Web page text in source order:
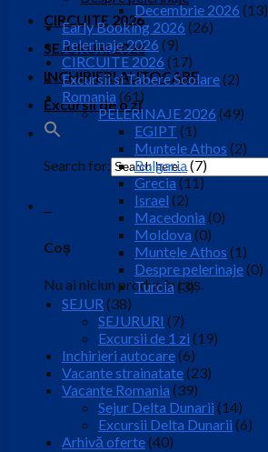
CIRCUITE 2026
SEJURURI 2026
INCHIRIERI AUTOCARE
Excursii de o zi
Search for:
Coș
Nu ai niciun produs în coș.
Decembrie 2026 (13)
Early Booking 2026 (26)
Pelerinaje 2026 (9)
CIRCUITE 2026 (17)
Excursii si Tabere Scolare(2)
Romania (61)
PELERINAJE 2026 (49)
EGIPT (1)
Muntele Athos (2)
Bulgaria(7)
Grecia (11)
Israel (2)
Macedonia (0)
Moldova (0)
Muntele Athos (1)
Despre pelerinaje(0)
Turcia(3)
SEJUR (38)
SEJURURI (7)
Excursii de 1 zi (19)
Inchirieri autocare(6)
Vacante strainatate(23)
Vacante Romania (39)
Sejur Delta Dunarii (14)
Excursii Delta Dunarii (6)
Arhivă oferte(40)